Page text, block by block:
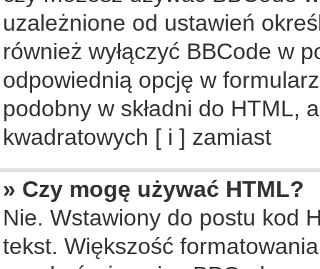
uzależnione od ustawień
również wyłączyć BBCode w
odpowiednią opcję w
podobny w składni do HTML,
kwadratowych [ i ] zamiast
» Czy mogę używać HTML?
Nie. Wstawiony do postu kod
tekst. Większość